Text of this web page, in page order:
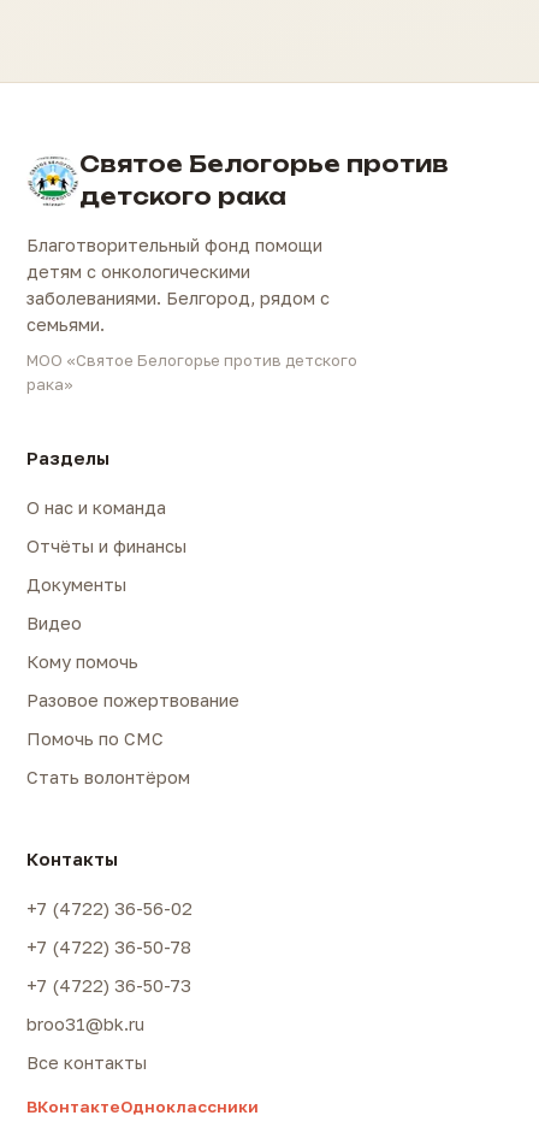
Святое Белогорье против
детского рака
Благотворительный фонд помощи
детям с онкологическими
заболеваниями. Белгород, рядом с
семьями.
МОО «Святое Белогорье против детского
рака»
Разделы
О нас и команда
Отчёты и финансы
Документы
Видео
Кому помочь
Разовое пожертвование
Помочь по СМС
Стать волонтёром
Контакты
+7 (4722) 36-56-02
+7 (4722) 36-50-78
+7 (4722) 36-50-73
broo31@bk.ru
Все контакты
ВКонтактеОдноклассники